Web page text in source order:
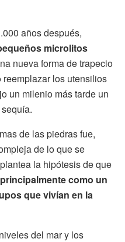
años después,
microlitos
nueva forma de trapecio
los utensilios
un milenio más tarde un
de las piedras fue,
de lo que se
la hipótesis de que
como un
que vivían en la
del mar y los